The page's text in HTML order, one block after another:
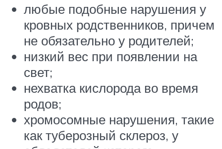
любые подобные нарушения у
кровных родственников, причем
не обязательно у родителей;
низкий вес при появлении на
свет;
нехватка кислорода во время
родов;
хромосомные нарушения, такие
как туберозный склероз, у